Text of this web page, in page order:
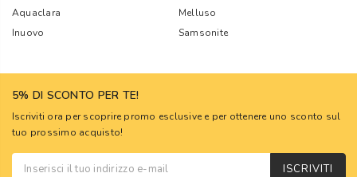
Aquaclara
Melluso
Inuovo
Samsonite
5% DI SCONTO PER TE!
Iscriviti ora per scoprire promo esclusive e per ottenere uno sconto sul
tuo prossimo acquisto!
ISCRIVITI